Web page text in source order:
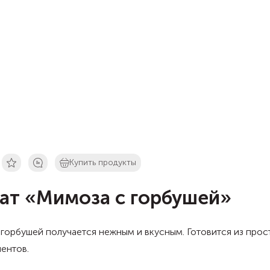
Купить продукты
«Мимоза с горбушей»
получается нежным и вкусным. Готовится из